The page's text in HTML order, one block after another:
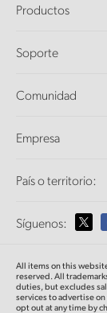
Productos
DaVinci Resolve y
Ultimatte
Captura y
Conversión de
Supervisión
Almacenamiento
Transmisión y
Soporte
Centro de soporte
Comunidad
Empresa
Perfil empresarial
Medios
País o territorio:
Selecciona un
Australia
Síguenos:
All items on this
reserved. All
duties, but excludes
services to advertise
opt out at any time by